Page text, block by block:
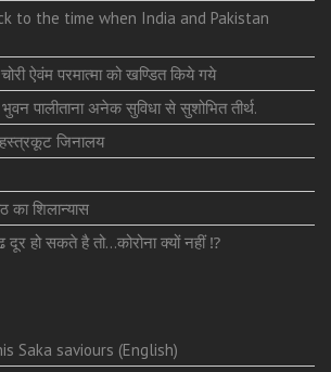
to the time when India and Pakistan
ऐवंम परमात्मा को खण्डित किये गये
पालीताना अनेक सुविधा से सुशोभित तीर्थ.
जिनालय
का शिलान्यास
हो सकते है तो…कोरोना क्यों नहीं ⁉️
Saka saviours (English)